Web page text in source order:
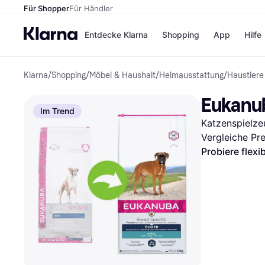
Für ShopperFür Händler
Entdecke Klarna
Zahlungsmethoden
Sofort bezahlen
Bezahle in 3
Teilzahlungen
Bezahle in bis zu 30
Tagen
Ratenzahlung
Shopping
Shops
eBay
Temu
SHEIN
App Hilfe
Klarna/Shopping/Möbel & Haushalt/Heimausstattung/Haustiere
Im Trend
Vergleiche
Probiere